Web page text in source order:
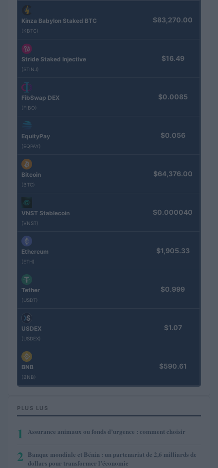
Kinza Babylon Staked BTC
(KBTC)
$83,270.00
Stride Staked Injective
(STINJ)
$16.49
FibSwap DEX
(FIBO)
$0.0085
EquityPay
(EQPAY)
$0.056
Bitcoin
(BTC)
$64,376.00
VNST Stablecoin
(VNST)
$0.000040
Ethereum
(ETH)
$1,905.33
Tether
(USDT)
$0.999
USDEX
(USDEX)
$1.07
BNB
(BNB)
$590.61
PLUS LUS
1 Assurance animaux ou fonds d’urgence : comment choisir
2 Banque mondiale et Bénin : un partenariat de 2,6 milliards de
dollars pour transformer l’économie